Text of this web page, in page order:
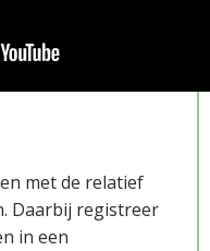
met de relatief
Daarbij registreer
in een